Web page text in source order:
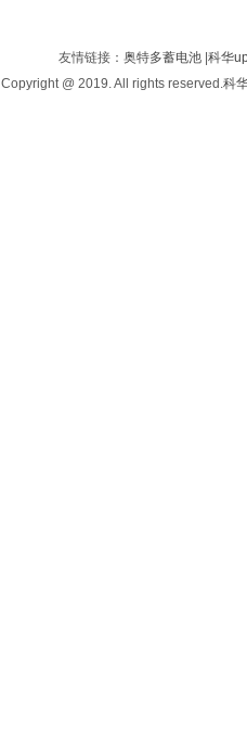
友情链接：奥特多蓄电池 |科华
Copyright @ 2019. All rights reserved.科